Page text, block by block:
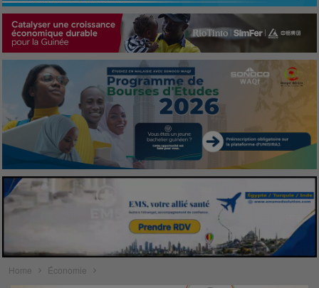
Home Économie